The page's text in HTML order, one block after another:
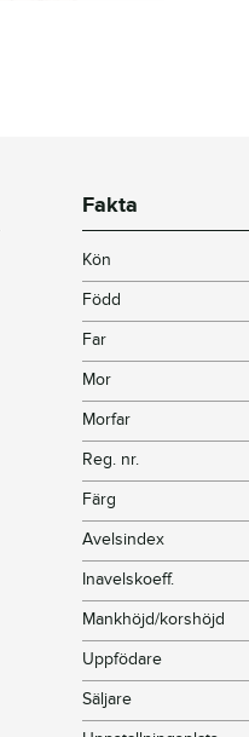
Fakta
Kön
Född
Far
Mor
Morfar
Reg. nr.
Färg
Avelsindex
Inavelskoeff.
Mankhöjd/korshöjd
Uppfödare
Säljare